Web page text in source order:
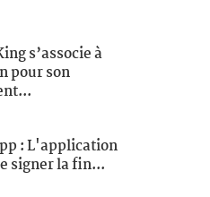
s’associe à
pour son
: L'application
signer la fin...